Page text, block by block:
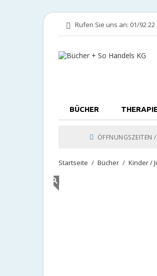
Rufen Sie uns an: 01/92 22
BÜCHER
ÖFFNUNGSZEITEN
Startseite Bücher Kinder /